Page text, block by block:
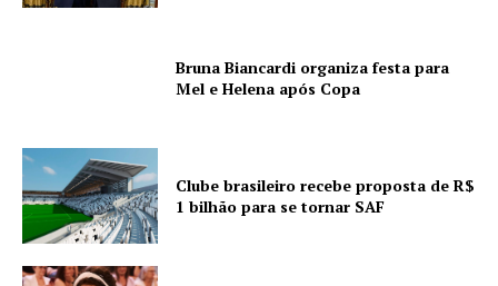
Bruna Biancardi organiza festa para
Mel e Helena após Copa
Clube brasileiro recebe proposta de R$
1 bilhão para se tornar SAF